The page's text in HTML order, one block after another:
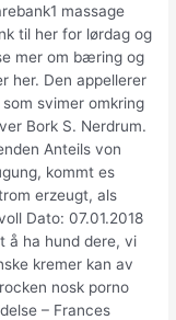
massage
til her for lørdag og
mer om bæring og
her. Den appellerer
svimer omkring
Bork S. Nerdrum.
Anteils von
kommt es
erzeugt, als
Dato: 07.01.2018
å ha hund dere, vi
kremer kan av
nosk porno
– Frances